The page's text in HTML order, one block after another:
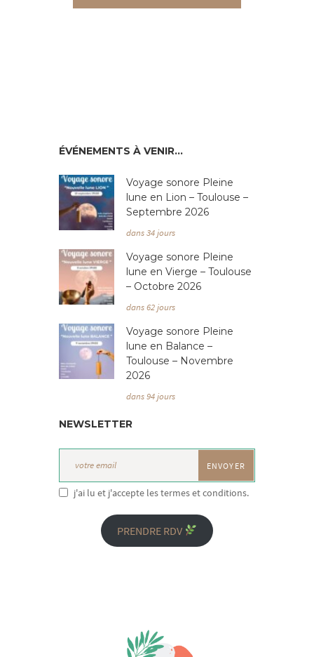
ÉVÉNEMENTS À VENIR…
Voyage sonore Pleine
lune en Lion – Toulouse –
Septembre 2026
dans 34 jours
Voyage sonore Pleine
lune en Vierge – Toulouse
– Octobre 2026
dans 62 jours
Voyage sonore Pleine
lune en Balance –
Toulouse – Novembre
2026
dans 94 jours
NEWSLETTER
j'ai lu et j'accepte les termes et conditions.
PRENDRE RDV